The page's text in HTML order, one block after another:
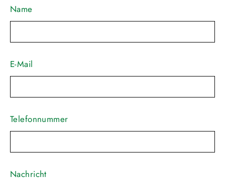
Name
E-Mail
Telefonnummer
Nachricht